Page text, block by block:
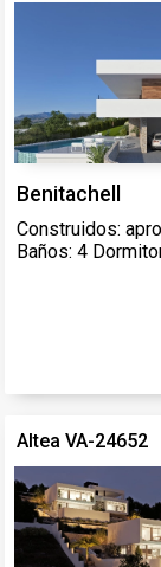
Benitachell
Construidos:
Baños: 4
Altea VA-24652